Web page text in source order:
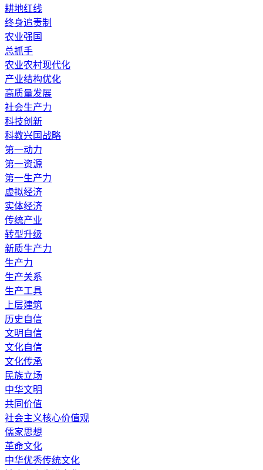
耕地红线
终身追责制
农业强国
总抓手
农业农村现代化
产业结构优化
高质量发展
社会生产力
科技创新
科教兴国战略
第一动力
第一资源
第一生产力
虚拟经济
实体经济
传统产业
转型升级
新质生产力
生产力
生产关系
生产工具
上层建筑
历史自信
文明自信
文化自信
文化传承
民族立场
中华文明
共同价值
社会主义核心价值观
儒家思想
革命文化
中华优秀传统文化